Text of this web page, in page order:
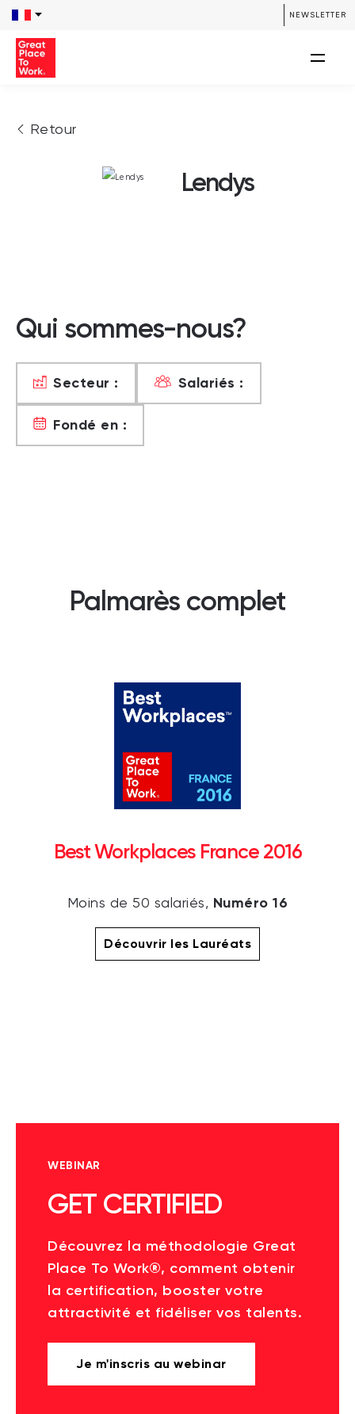
NEWSLETTER
Retour
Lendys
Qui sommes-nous?
Secteur : Salariés :
Fondé en :
Palmarès complet
Best Workplaces France 2016
Moins de 50 salariés, Numéro 16
Découvrir les Lauréats
WEBINAR
GET CERTIFIED
Découvrez la méthodologie Great
Place To Work®, comment obtenir
la certification, booster votre
attractivité et fidéliser vos talents.
Je m'inscris au webinar